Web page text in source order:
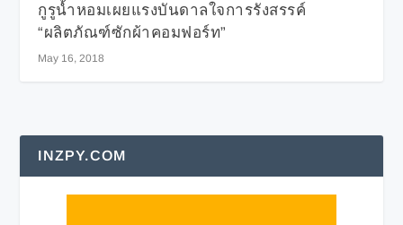
กูรูน้ำหอมเผยแรงบันดาลใจการรังสรรค์
“ผลิตภัณฑ์ซักผ้าคอมฟอร์ท”
May 16, 2018
INZPY.COM